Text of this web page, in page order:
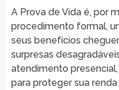
A Prova de Vida é, por
procedimento formal,
seus benefícios
surpresas
atendimento
para proteger sua